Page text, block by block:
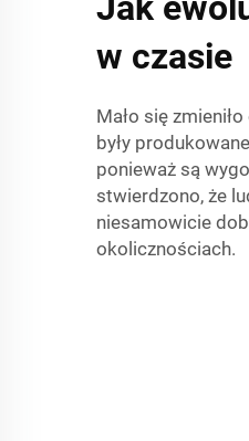
w czasie
Mało się
były
ponieważ są
stwierdzono, że
niesamowicie
okolicznościach.